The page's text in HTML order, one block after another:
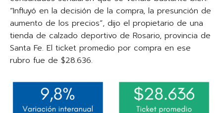
“Influyó en la decisión de la compra, la presunción de
aumento de los precios”, dijo el propietario de una
tienda de calzado deportivo de Rosario, provincia de
Santa Fe. El ticket promedio por compra en ese
rubro fue de $28.636.